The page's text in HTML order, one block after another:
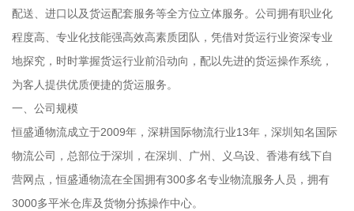
配送、进口以及货运配套服务等全方位立体服务。公司拥有职业化
程度高、专业化技能强高效高素质团队，凭借对货运行业资深专业
地探究，时时掌握货运行业前沿动向，配以先进的货运操作系统，
为客人提供优质便捷的货运服务。
一、公司规模
恒盛通物流成立于2009年，深耕国际物流行业13年，深圳知名国际
物流公司，总部位于深圳，在深圳、广州、义乌设、香港有线下自
营网点，恒盛通物流在全国拥有300多名专业物流服务人员，拥有
3000多平米仓库及货物分拣操作中心。